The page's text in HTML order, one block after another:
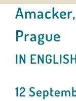
Amacker,
Prague
IN
12